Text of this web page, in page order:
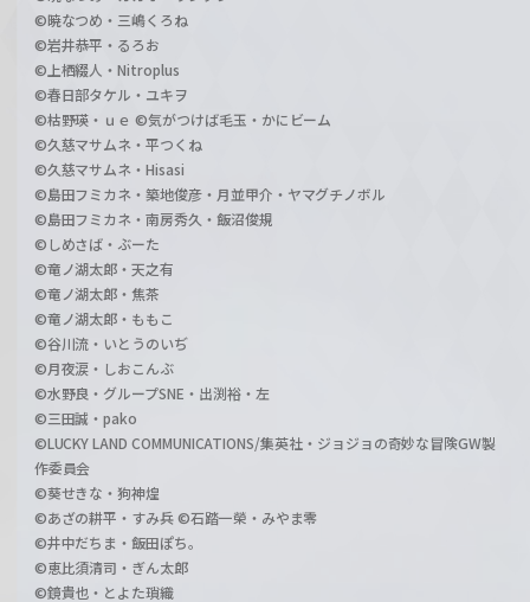
©暁なつめ・三嶋くろね
©岩井恭平・るろお
©上栖綴人・Nitroplus
©春日部タケル・ユキヲ
©枯野瑛・ｕｅ ©気がつけば毛玉・かにビーム
©久慈マサムネ・平つくね
©久慈マサムネ・Hisasi
©島田フミカネ・築地俊彦・月並甲介・ヤマグチノボル
©島田フミカネ・南房秀久・飯沼俊規
©しめさば・ぶーた
©竜ノ湖太郎・天之有
©竜ノ湖太郎・焦茶
©竜ノ湖太郎・ももこ
©谷川流・いとうのいぢ
©月夜涙・しおこんぶ
©水野良・グループSNE・出渕裕・左
©三田誠・pako
©LUCKY LAND COMMUNICATIONS/集英社・ジョジョの奇妙な冒険GW製
作委員会
©葵せきな・狗神煌
©あざの耕平・すみ兵 ©石踏一榮・みやま零
©井中だちま・飯田ぽち。
©恵比須清司・ぎん太郎
©鏡貴也・とよた瑣織